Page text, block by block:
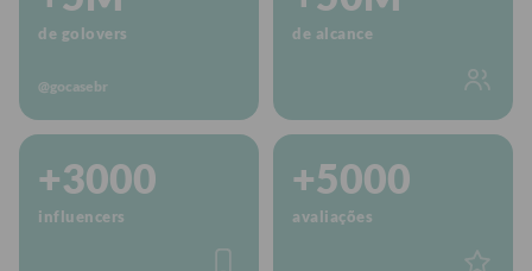
de golovers
@gocasebr
de alcance
+3000
influencers
+5000
avaliações